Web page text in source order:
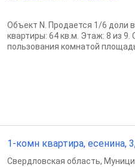
Объект N. Продается 1/6 доли
квартиры: 64 кв.м. Этаж: 8 из
пользования комнатой
1-комн квартира, есенина,
Свердловская область,